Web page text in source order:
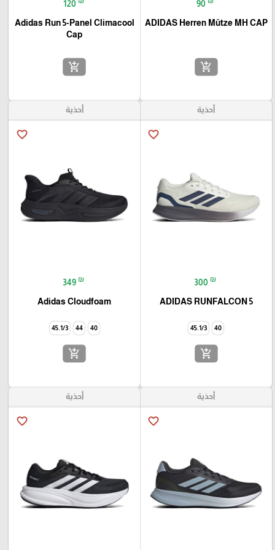
90
ADIDAS Herren Mütze MH CAP
add_shopping_cart
120
Adidas Run 5-Panel Climacool
Cap
add_shopping_cart
أحذية
favorite_border
300 ₪
ADIDAS RUNFALCON 5
40
45.1/3
add_shopping_cart
أحذية
favorite_border
349 ₪
Adidas Cloudfoam
40
44
45.1/3
add_shopping_cart
أحذية
favorite_border
أحذية
favorite_border